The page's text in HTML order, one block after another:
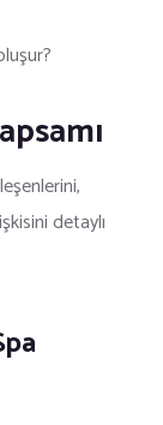
detaylı